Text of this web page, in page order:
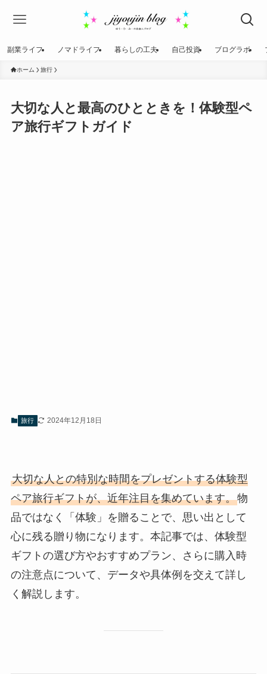
副業ライフ ノマドライフ 暮らしの工夫 自己投資 ブログラボ
ホーム 旅行
大切な人と最高のひとときを！体験型ペ
ア旅行ギフトガイド
旅行 2024年12月18日
大切な人との特別な時間をプレゼントする体験型
ペア旅行ギフトが、近年注目を集めています。物
品ではなく「体験」を贈ることで、思い出として
心に残る贈り物になります。本記事では、体験型
ギフトの選び方やおすすめプラン、さらに購入時
の注意点について、データや具体例を交えて詳し
く解説します。